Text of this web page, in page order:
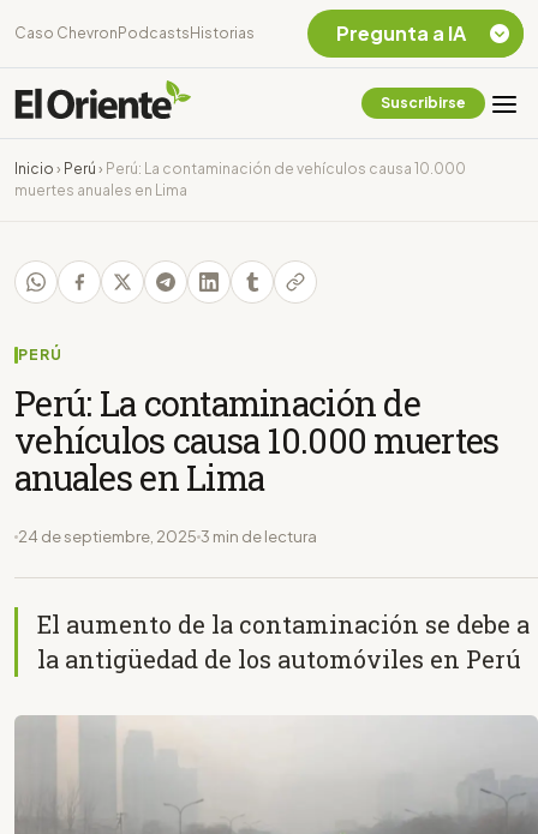
Caso Chevron Podcasts Historias
Suscribirse
Inicio › Perú › Perú: La contaminación de vehículos causa 10.000
muertes anuales en Lima
PERÚ
Perú: La contaminación de
vehículos causa 10.000 muertes
anuales en Lima
24 de septiembre, 2025 3 min de lectura
El aumento de la contaminación se debe a
la antigüedad de los automóviles en Perú
Pregunta a IA
Chevron Ecuador